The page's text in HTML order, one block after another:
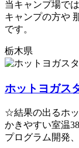
当キャンプ場で
キャンプの方や
です。
栃木県
ホットヨガス
☆結果の出るホ
かきやすい室温
プログラム開発